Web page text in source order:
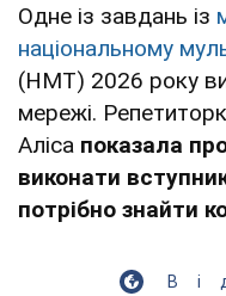
Одне із завдань із
національному
(НМТ) 2026 року
мережі.
Аліса показала
виконати
потрібно знайти